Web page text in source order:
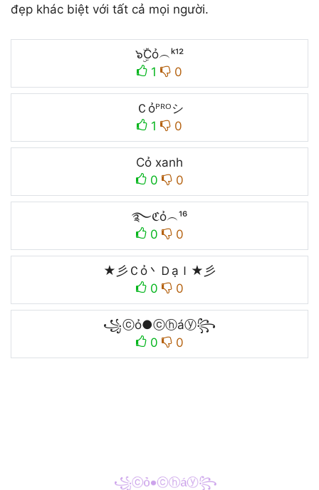
đẹp khác biệt với tất cả mọi người.
๖ۣۜCỏ︵ᵏ¹²
1
0
Ｃỏᴾᴿᴼシ
1
0
Cỏ xanh
0
0
࿐ℭỏ︵¹⁶
0
0
★彡Ｃỏ丶ＤạＩ★彡
0
0
꧁ⓒỏ●ⓒⓗáⓨ꧂
0
0